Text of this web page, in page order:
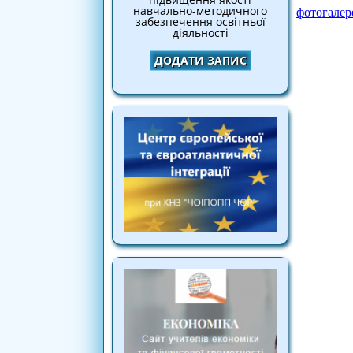
навчально-методичного
забезпечення освітньої
діяльності
ДОДАТИ ЗАПИС